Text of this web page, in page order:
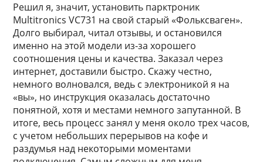
Решил я, значит, установить парктроник
Multitronics VC731 на свой старый «Фольксваген».
Долго выбирал, читал отзывы, и остановился
именно на этой модели из-за хорошего
соотношения цены и качества. Заказал через
интернет, доставили быстро. Скажу честно,
немного волновался, ведь с электроникой я на
«вы», но инструкция оказалась достаточно
понятной, хотя и местами немного запутанной. В
итоге, весь процесс занял у меня около трех часов,
с учетом небольших перерывов на кофе и
раздумья над некоторыми моментами